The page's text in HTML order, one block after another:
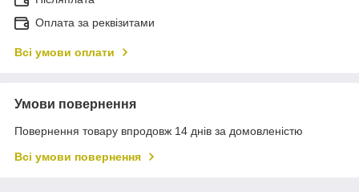
Оплата за реквізитами
Всі умови оплати
Умови повернення
Повернення товару впродовж 14 днів за домовленістю
Всі умови повернення